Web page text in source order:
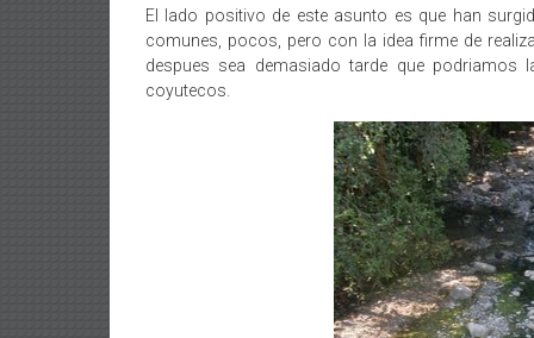
El lado positivo de este asunto es que han
comunes, pocos, pero con la idea firme de
despues sea demasiado tarde que
coyutecos.